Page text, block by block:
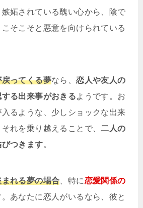
妬されている醜い心から、陰で
そこそと悪意を向けられている
ってくる夢なら、恋人や友人の
る出来事がおきるようです。お
るような、少しショックな出来
れを乗り越えることで、二人の
つきます。
れる夢の場合 、特に恋愛関係の
あなたに恋人がいるなら、彼と